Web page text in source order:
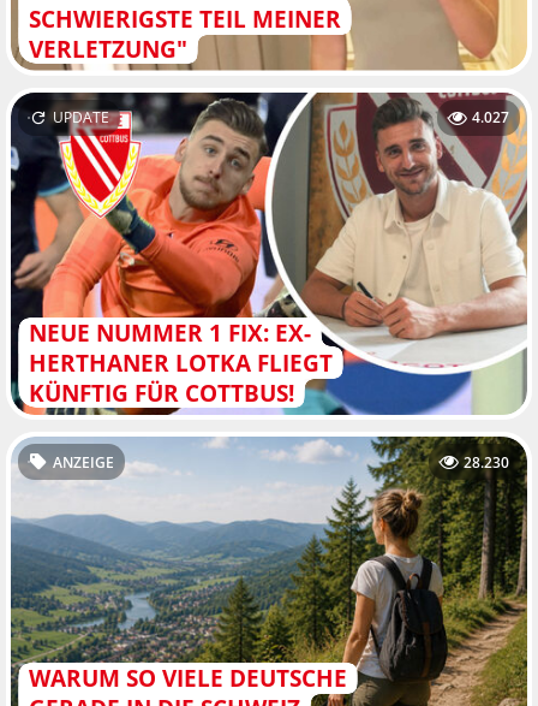
SCHWIERIGSTE TEIL MEINER
VERLETZUNG"
NEUE NUMMER 1 FIX: EX-
HERTHANER LOTKA FLIEGT
KÜNFTIG FÜR COTTBUS!
UPDATE 4.027
WARUM SO VIELE DEUTSCHE
ANZEIGE 28.230